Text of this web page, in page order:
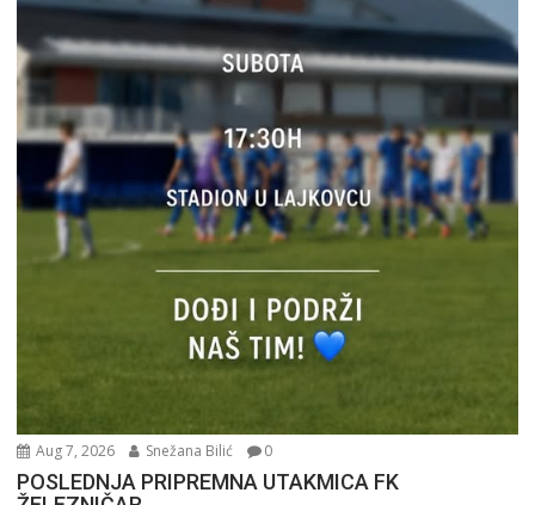
Aug 7, 2026 Snežana Bilić 0
POSLEDNJA PRIPREMNA UTAKMICA FK